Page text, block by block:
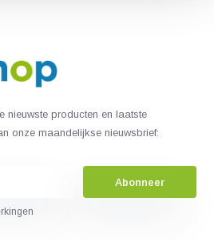
nieuwste producten en laatste
onze maandelijkse nieuwsbrief:
Abonneer